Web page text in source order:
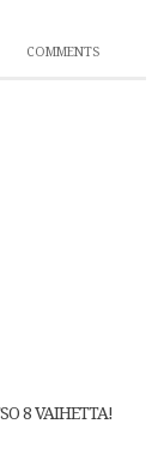
COMMENTS
8 VAIHETTA!